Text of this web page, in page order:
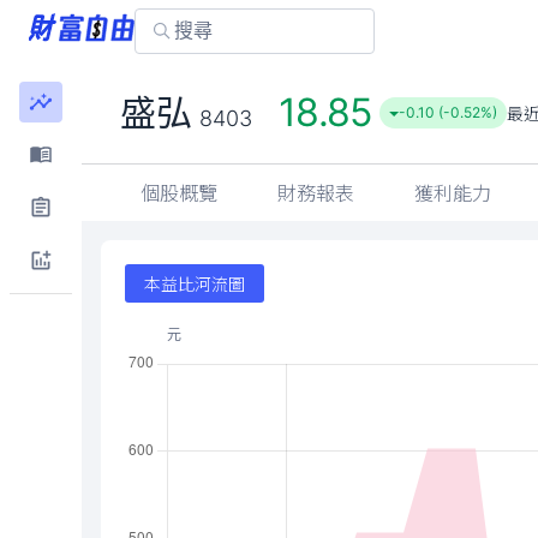
盛弘 8403 18.85 -0.10 (-0.52%) 最
個股概覽 財務報表 獲利能力
本益比河流圖